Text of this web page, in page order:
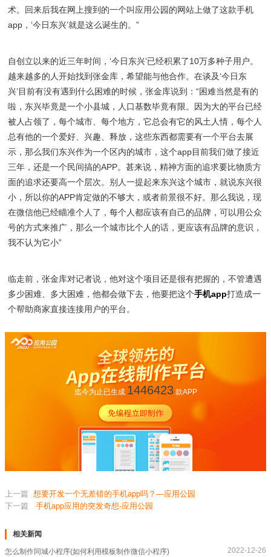
术。回来后我在网上搜到的一个叫应用公园的网站上做了这款手机
app，‘今日东兴’就是这么诞生的。”
自创立以来的近三年时间，‘今日东兴’已经积累了10万多种子用户。
越来越多的人开始找到张金库，希望能与他合作。在谈及‘今日东
兴’目前有没有遇到什么困难的时候，张金库说到：“困难当然是有的
啦，东兴毕竟是一个小县城，人口基数毕竟有限。因为大的平台已经
被人占领了，每个城市、每个地方，它总会有它的风土人情，每个人
总有他的一个爱好、兴趣、释放，这些东西都需要有一个平台去展
示，那么我们东兴作为一个区内的城市，这个app目前我们做了接近
三年，还是一个民间搞的APP。甚来说，精神方面的追求要比物质方
面的追求还要高一个层次。别人一提起来东兴这个城市，就说东兴很
小，所以你的APP肯定做的不够大，或者前景很不好。那么我说，现
在微信他已经瞄准个人了，每个人都应该有自己的品牌，可以用公众
号的方式来推广，那么一个城市比个人的话，更应该有品牌的意识，
我不认为它小”
临走前，张金库对记者说，他对这个项目还是很有把握的，不管遭遇
多少困难、多大困难，他都会做下去，他要把这个手机app打造成一
个帮助商家直接连接用户的平台。
迄今为止已生成 1446423款APP
上一篇 想要开发一个无差错的手机app吗？—应用公园
下一篇
手机app应用的突发奇想-应用公园
相关新闻
怎么制作同城小程序(如何利用模板制作微信小程序) 2022-12-26